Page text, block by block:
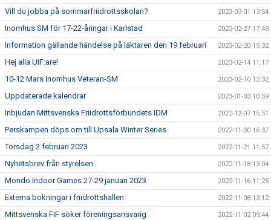
Vill du jobba på sommarfriidrottsskolan? 2023-03-01 13:54
Inomhus SM för 17-22-åringar i Karlstad 2023-02-27 17:48
Information gällande händelse på läktaren den 19 februari 2023-02-20 15:32
Hej alla UIF:are! 2023-02-14 11:17
10-12 Mars Inomhus Veteran-SM 2023-02-10 12:32
Uppdaterade kalendrar 2023-01-03 10:59
Inbjudan Mittsvenska Friidrottsförbundets IDM 2022-12-07 15:51
Perskampen döps om till Upsala Winter Series 2022-11-30 16:37
Torsdag 2 februari 2023 2022-11-21 11:57
Nyhetsbrev från styrelsen 2022-11-18 13:04
Mondo Indoor Games 27-29 januari 2023 2022-11-16 11:25
Externa bokningar i friidrottshallen 2022-11-08 13:12
Mittsvenska FIF söker föreningsansvarig 2022-11-02 09:44